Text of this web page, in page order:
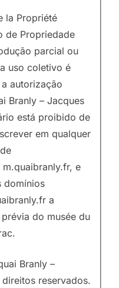
la Propriété
de Propriedade
parcial ou
uso coletivo é
autorização
Branly – Jacques
está proibido de
em qualquer
e
domínios
a
do musée du
Branly –
reservados.